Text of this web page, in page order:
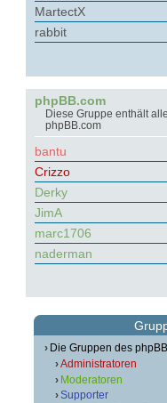
MartectX
rabbit
phpBB.com
Diese Gruppe enthält
phpBB.com
bantu
Crizzo
Derky
JimA
marc1706
naderman
Die Gruppen des
Administratoren
Moderatoren
Supporter